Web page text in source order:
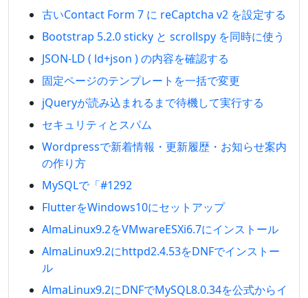
古いContact Form 7 に reCaptcha v2 を設定する
Bootstrap 5.2.0 sticky と scrollspy を同時に使う
JSON-LD ( ld+json ) の内容を確認する
固定ページのテンプレートを一括で変更
jQueryが読み込まれるまで待機して実行する
セキュリティとスパム
Wordpressで新着情報・更新履歴・お知らせ案内
の作り方
MySQLで「#1292
FlutterをWindows10にセットアップ
AlmaLinux9.2をVMwareESXi6.7にインストール
AlmaLinux9.2にhttpd2.4.53をDNFでインストー
ル
AlmaLinux9.2にDNFでMySQL8.0.34を公式からイ